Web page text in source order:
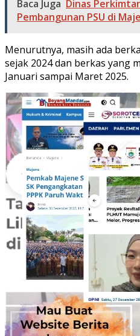
Baca Juga Dinas
Pembangunan PSU di
Menurutnya, masih ada
sejak 2024 dan berkas yang
Januari sampai Maret 2025.